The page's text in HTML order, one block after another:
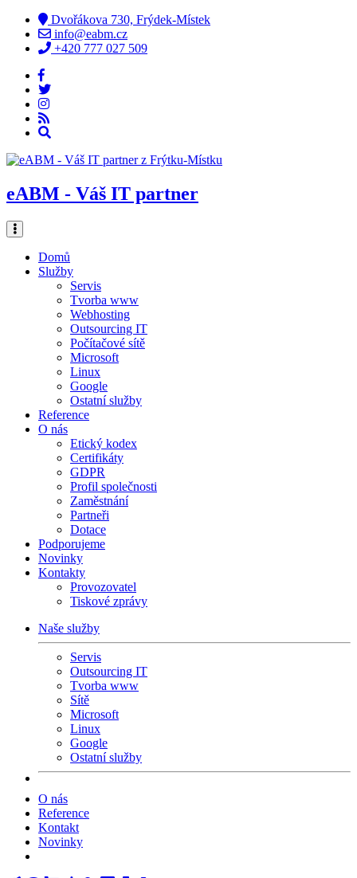
Dvořákova 730, Frýdek-Místek
info@eabm.cz
+420 777 027 509
eABM - Váš IT partner
Domů
Služby
Servis
Tvorba www
Webhosting
Outsourcing IT
Počítačové sítě
Microsoft
Linux
Google
Ostatní služby
Reference
O nás
Etický kodex
Certifikáty
GDPR
Profil společnosti
Zaměstnání
Partneři
Dotace
Podporujeme
Novinky
Kontakty
Provozovatel
Tiskové zprávy
Naše služby
Servis
Outsourcing IT
Tvorba www
Sítě
Microsoft
Linux
Google
Ostatní služby
O nás
Reference
Kontakt
Novinky